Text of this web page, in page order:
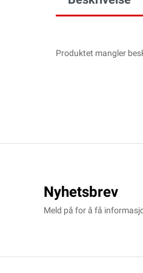
Produktet mangler
Nyhetsbrev
Meld på for å få